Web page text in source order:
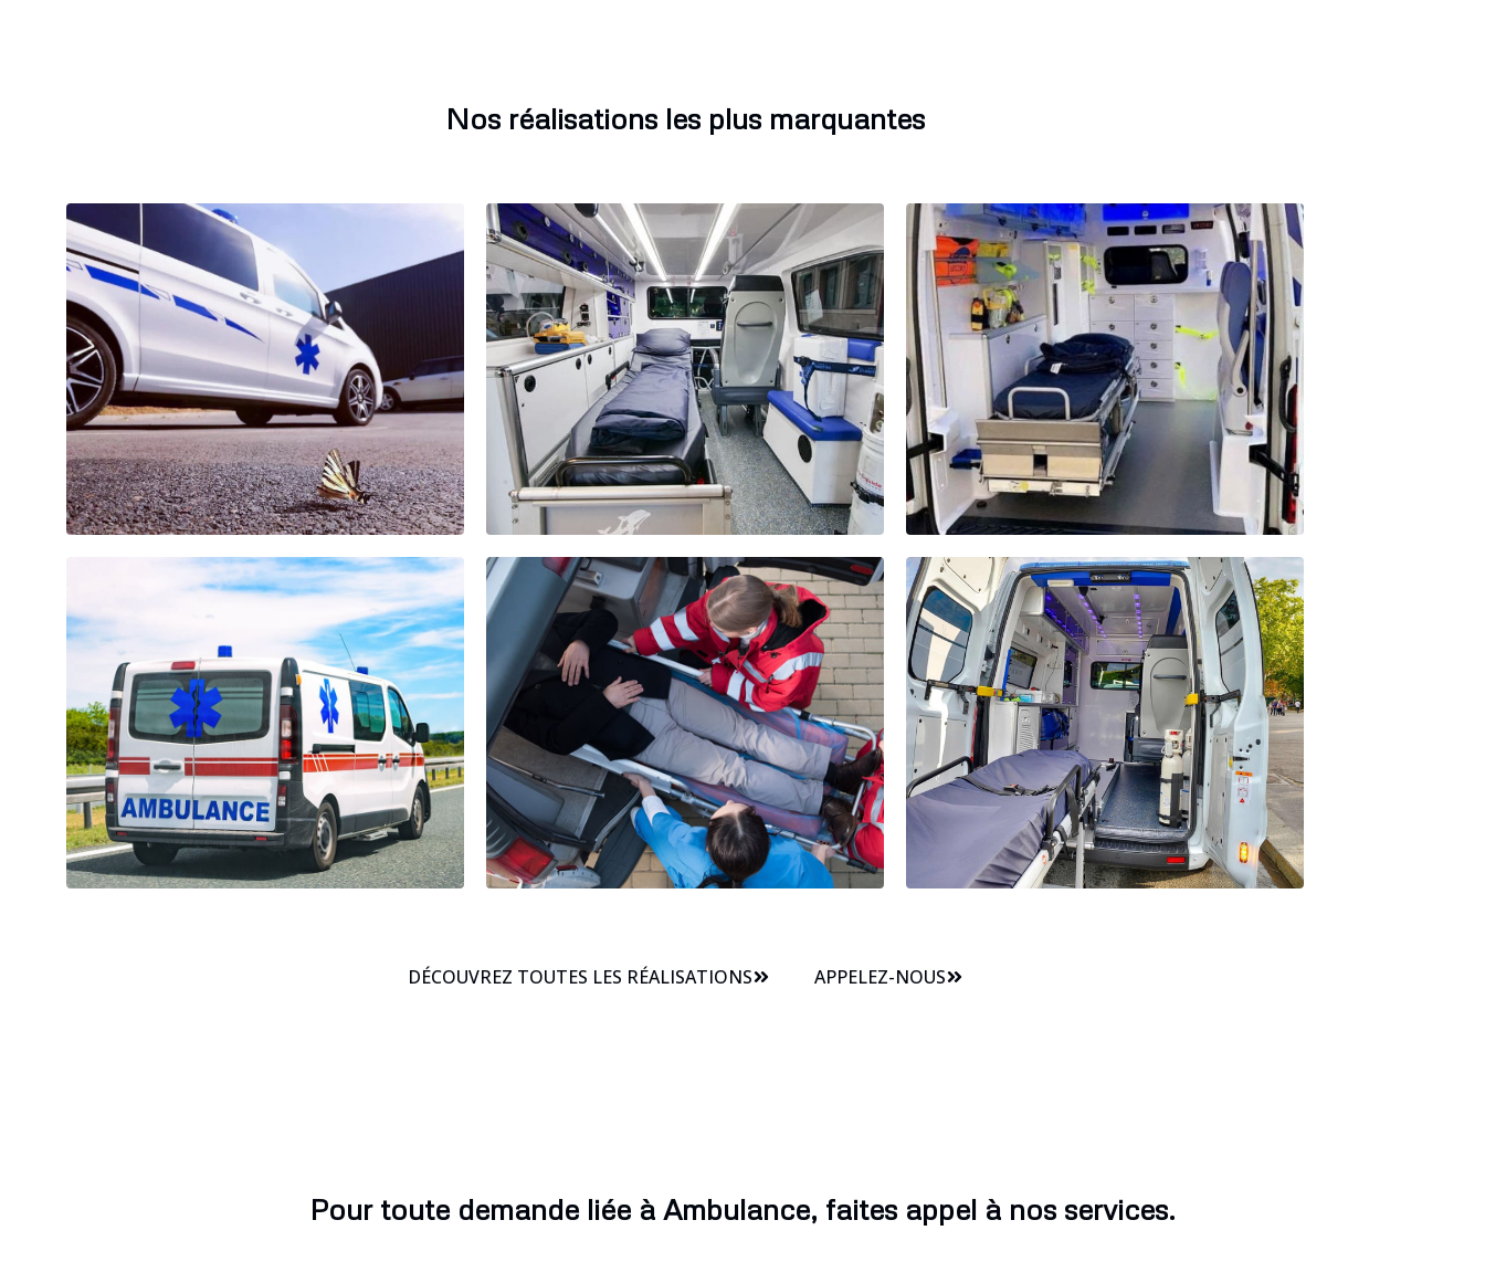
Nos réalisations les plus marquantes
DÉCOUVREZ TOUTES LES RÉALISATIONS APPELEZ-NOUS
Pour toute demande liée à Ambulance, faites appel à nos services.